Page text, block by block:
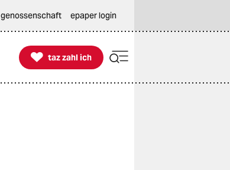
genossenschaft epaper login

taz zahl ich
taz zahl ich